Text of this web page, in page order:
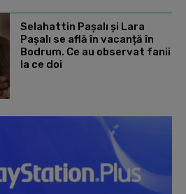
Selahattin Paşalı și Lara
Paşalı se află în vacanță în
Bodrum. Ce au observat fanii
la ce doi